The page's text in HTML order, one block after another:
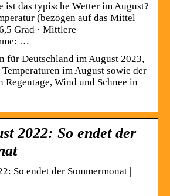
das typische Wetter im August?
(bezogen auf das Mittel
Grad · Mittlere
…
für Deutschland im August 2023,
im August sowie der
Wind und Schnee in
2022: So endet der
So endet der Sommermonat |